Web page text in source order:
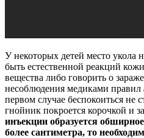
У некоторых детей место укола
быть естественной реакций
вещества либо говорить о
несоблюдения медиками
первом случае беспокоиться не
гнойник покроется корочкой и
инъекции образуется
более сантиметра, то